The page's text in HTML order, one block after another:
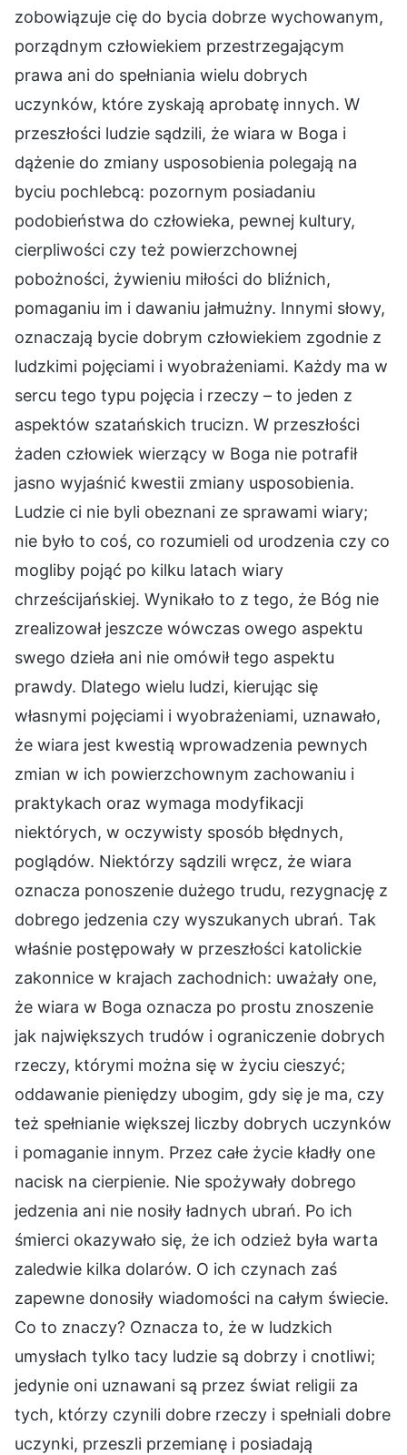
zobowiązuje cię do bycia dobrze wychowanym,
porządnym człowiekiem przestrzegającym
prawa ani do spełniania wielu dobrych
uczynków, które zyskają aprobatę innych. W
przeszłości ludzie sądzili, że wiara w Boga i
dążenie do zmiany usposobienia polegają na
byciu pochlebcą: pozornym posiadaniu
podobieństwa do człowieka, pewnej kultury,
cierpliwości czy też powierzchownej
pobożności, żywieniu miłości do bliźnich,
pomaganiu im i dawaniu jałmużny. Innymi słowy,
oznaczają bycie dobrym człowiekiem zgodnie z
ludzkimi pojęciami i wyobrażeniami. Każdy ma w
sercu tego typu pojęcia i rzeczy – to jeden z
aspektów szatańskich trucizn. W przeszłości
żaden człowiek wierzący w Boga nie potrafił
jasno wyjaśnić kwestii zmiany usposobienia.
Ludzie ci nie byli obeznani ze sprawami wiary;
nie było to coś, co rozumieli od urodzenia czy co
mogliby pojąć po kilku latach wiary
chrześcijańskiej. Wynikało to z tego, że Bóg nie
zrealizował jeszcze wówczas owego aspektu
swego dzieła ani nie omówił tego aspektu
prawdy. Dlatego wielu ludzi, kierując się
własnymi pojęciami i wyobrażeniami, uznawało,
że wiara jest kwestią wprowadzenia pewnych
zmian w ich powierzchownym zachowaniu i
praktykach oraz wymaga modyfikacji
niektórych, w oczywisty sposób błędnych,
poglądów. Niektórzy sądzili wręcz, że wiara
oznacza ponoszenie dużego trudu, rezygnację z
dobrego jedzenia czy wyszukanych ubrań. Tak
właśnie postępowały w przeszłości katolickie
zakonnice w krajach zachodnich: uważały one,
że wiara w Boga oznacza po prostu znoszenie
jak największych trudów i ograniczenie dobrych
rzeczy, którymi można się w życiu cieszyć;
oddawanie pieniędzy ubogim, gdy się je ma, czy
też spełnianie większej liczby dobrych uczynków
i pomaganie innym. Przez całe życie kładły one
nacisk na cierpienie. Nie spożywały dobrego
jedzenia ani nie nosiły ładnych ubrań. Po ich
śmierci okazywało się, że ich odzież była warta
zaledwie kilka dolarów. O ich czynach zaś
zapewne donosiły wiadomości na całym świecie.
Co to znaczy? Oznacza to, że w ludzkich
umysłach tylko tacy ludzie są dobrzy i cnotliwi;
jedynie oni uznawani są przez świat religii za
tych, którzy czynili dobre rzeczy i spełniali dobre
uczynki, przeszli przemianę i posiadają